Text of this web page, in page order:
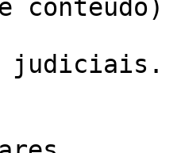
conteúdo)
judiciais.